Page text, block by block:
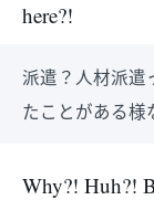
here?!
派遣？人材派遣
たことがある様
Why?! Huh?!